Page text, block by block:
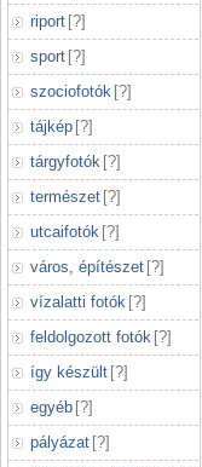
riport [?]
sport [?]
szociofotók [?]
tájkép [?]
tárgyfotók [?]
természet [?]
utcaifotók [?]
város, építészet [?]
vízalatti fotók [?]
feldolgozott fotók [?]
így készült [?]
egyéb [?]
pályázat [?]